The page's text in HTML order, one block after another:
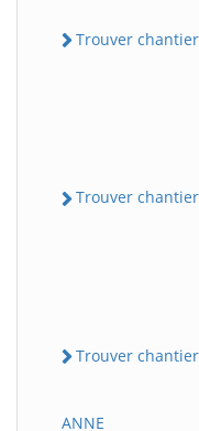
Trouver
Trouver
Trouver chantier
ANNE